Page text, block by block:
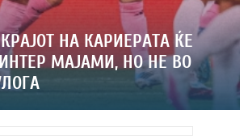
НА КАРИЕРАТА ЌЕ
МАЈАМИ, НО НЕ ВО